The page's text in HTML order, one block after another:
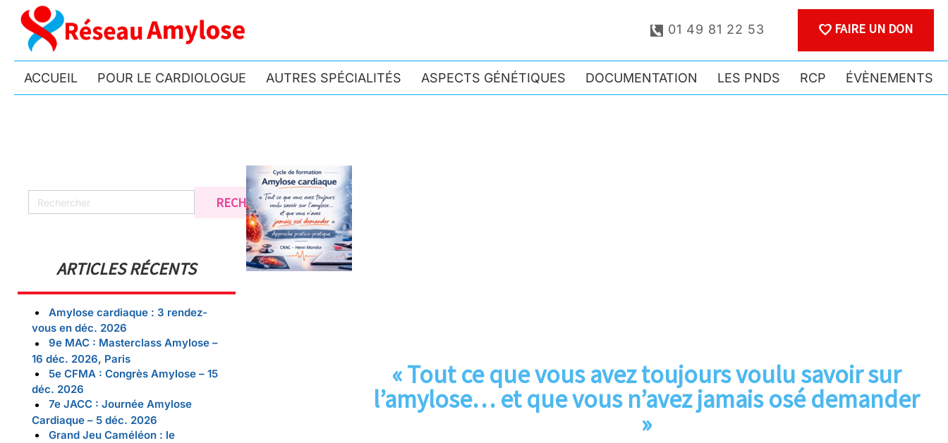
FAIRE UN DON
01 49 81 22 53
ACCUEIL POUR LE CARDIOLOGUE AUTRES SPÉCIALITÉS ASPECTS GÉNÉTIQUES DOCUMENTATION LES PNDS RCP ÉVÈNEMENTS
ARTICLES RÉCENTS
Amylose cardiaque : 3 rendez-
vous en déc. 2026
9e MAC : Masterclass Amylose –
16 déc. 2026, Paris
5e CFMA : Congrès Amylose – 15
déc. 2026
7e JACC : Journée Amylose
Cardiaque – 5 déc. 2026
Grand Jeu Caméléon : le
« Tout ce que vous avez toujours voulu savoir sur
l’amylose… et que vous n’avez jamais osé demander
»